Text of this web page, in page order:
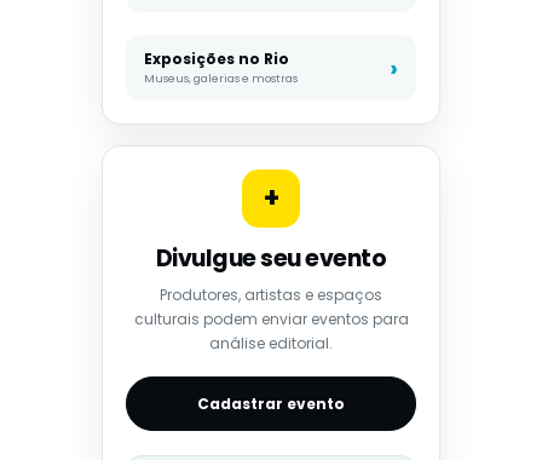
Exposições no Rio
Museus, galerias e mostras
+
Divulgue seu evento
Produtores, artistas e espaços
culturais podem enviar eventos para
análise editorial.
Cadastrar evento